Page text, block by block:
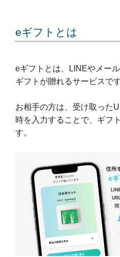
eギフトとは
eギフトとは、LINEやメー
ギフトが贈れるサービスです
お相手の方は、受け取った
時を入力することで、ギフ
す。